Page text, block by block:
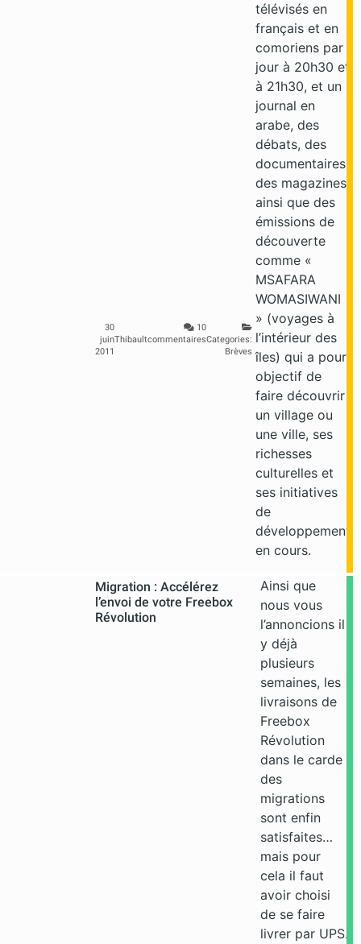
30
juin
2011
Thibault
10
commentairesCategories:
Brèves
télévisés en
français et en
comoriens par
jour à 20h30 et
à 21h30, et un
journal en
arabe, des
débats, des
documentaires,
des magazines
ainsi que des
émissions de
découverte
comme «
MSAFARA
WOMASIWANI
» (voyages à
l’intérieur des
îles) qui a pour
objectif de
faire découvrir
un village ou
une ville, ses
richesses
culturelles et
ses initiatives
de
développement
en cours.
Migration : Accélérez
l’envoi de votre Freebox
Révolution
Ainsi que
nous vous
l’annoncions il
y déjà
plusieurs
semaines, les
livraisons de
Freebox
Révolution
dans le carde
des
migrations
sont enfin
satisfaites…
mais pour
cela il faut
avoir choisi
de se faire
livrer par UPS.